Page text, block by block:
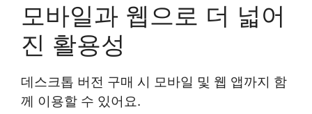
모바일과 웹으로 더 넓어
진 활용성
데스크톱 버전 구매 시 모바일 및 웹 앱까지 함
께 이용할 수 있어요.